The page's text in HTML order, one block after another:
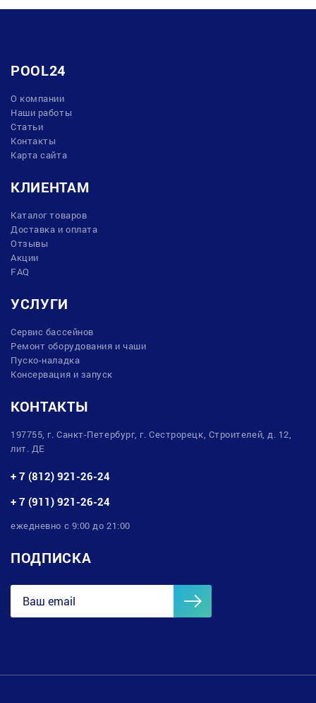
POOL24
О компании
Наши работы
Статьи
Контакты
Карта сайта
КЛИЕНТАМ
Каталог товаров
Доставка и оплата
Отзывы
Акции
FAQ
УСЛУГИ
Сервис бассейнов
Ремонт оборудования и чаши
Пуско-наладка
Консервация и запуск
КОНТАКТЫ
197755, г. Санкт-Петербург, г. Сестрорецк, Строителей, д. 12,
лит. ДЕ
+ 7 (812) 921-26-24
+ 7 (911) 921-26-24
ежедневно с 9:00 до 21:00
ПОДПИСКА